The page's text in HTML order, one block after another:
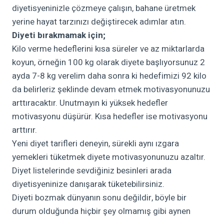
diyetisyeninizle çözmeye çalışın, bahane üretmek
yerine hayat tarzınızı değiştirecek adımlar atın.
Diyeti bırakmamak için;
Kilo verme hedeflerini kısa süreler ve az miktarlarda
koyun, örneğin 100 kg olarak diyete başlıyorsunuz 2
ayda 7-8 kg verelim daha sonra ki hedefimizi 92 kilo
da belirleriz şeklinde devam etmek motivasyonunuzu
arttıracaktır. Unutmayın ki yüksek hedefler
motivasyonu düşürür. Kısa hedefler ise motivasyonu
arttırır.
Yeni diyet tarifleri deneyin, sürekli aynı ızgara
yemekleri tüketmek diyete motivasyonunuzu azaltır.
Diyet listelerinde sevdiğiniz besinleri arada
diyetisyeninize danışarak tüketebilirsiniz.
Diyeti bozmak dünyanın sonu değildir, böyle bir
durum olduğunda hiçbir şey olmamış gibi aynen